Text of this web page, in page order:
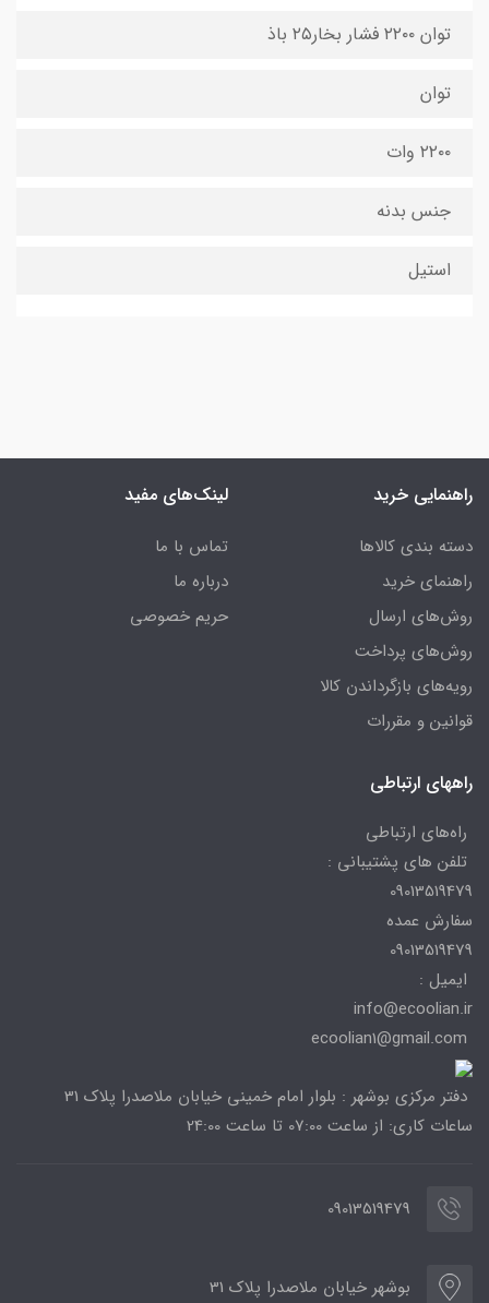
توان ۲۲۰۰ فشار بخار۲۵ باذ
توان
۲۲۰۰ وات
جنس بدنه
استیل
راهنمایی خرید
دسته بندی کالاها
راهنمای خرید
روش‌های ارسال
روش‌های پرداخت
رویه‌های بازگرداندن کالا
قوانین و مقررات
لینک‌های مفید
تماس با ما
درباره ما
حریم خصوصی
راههای ارتباطی
راه‌های ارتباطی
تلفن های پشتیبانی :
09013519479
سفارش عمده
09013519479
ایمیل :
info@ecoolian.ir
دفتر مرکزی بوشهر : بلوار امام خمینی خیابان ملاصدرا پلاک 31
ساعات کاری: از ساعت 07:00 تا ساعت 24:00
09013519479
بوشهر خیابان ملاصدرا پلاک 31